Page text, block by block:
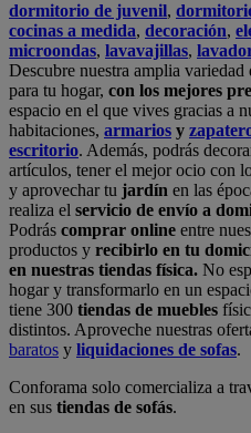
dormitorio de juvenil,
cocinas a medida, decoración,
microondas, lavavajillas,
Descubre nuestra amplia
para tu hogar, con los mejores
espacio en el que vives gracias a
habitaciones, armarios y
escritorio. Además, podrás
artículos, tener el mejor ocio con
y aprovechar tu jardín en las
realiza el servicio de envío a
Podrás comprar online entre
productos y recibirlo en tu
en nuestras tiendas física. No
hogar y transformarlo en un
tiene 300 tiendas de muebles
distintos. Aproveche nuestras
baratos y liquidaciones de sofas.
Conforama solo comercializa a
en sus tiendas de sofás.